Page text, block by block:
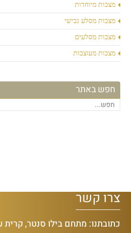
מצבות מיוחדות
מצבות מסלע גבישי
מצבות מסלעים
מצבות מעוצבות
חפש באתר
צרו קשר
כתובתנו: מתחם בילו סנטר, קרית